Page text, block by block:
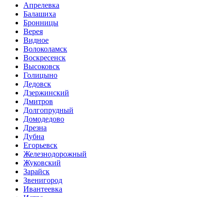
Апрелевка
Балашиха
Бронницы
Верея
Видное
Волоколамск
Воскресенск
Высоковск
Голицыно
Дедовск
Дзержинский
Дмитров
Долгопрудный
Домодедово
Дрезна
Дубна
Егорьевск
Железнодорожный
Жуковский
Зарайск
Звенигород
Ивантеевка